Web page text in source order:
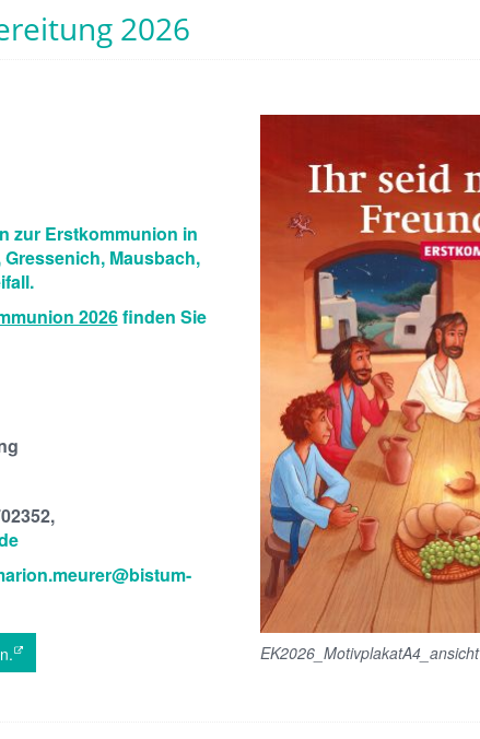
2026
EK2026_MotivplakatA4_ansicht
zur Erstkommunion in
Mausbach,
2026finden Sie